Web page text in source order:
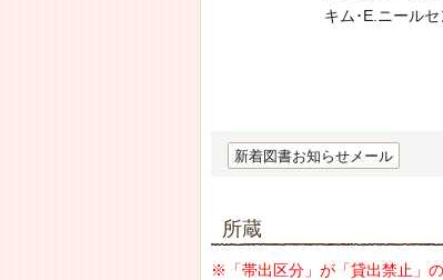
キム･E.ニール
新着図書お知らせメール
所蔵
※「帯出区分」が「貸出禁止」